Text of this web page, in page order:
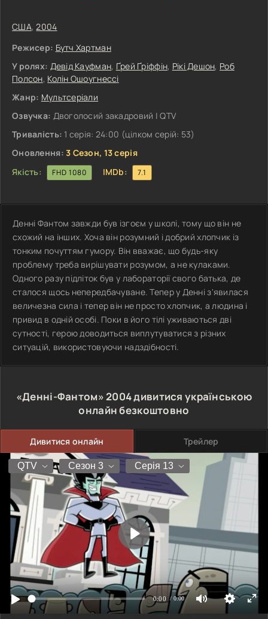
США,2004
Режисер: Бутч Хартман
У ролях: Девід Кауфман, Ґрей Ґріффін, Рікі Дешон, Роб
Полсон, Колін Ошоугнессі
Жанр: Мультсеріали
Озвучка: Двоголосий закадровий | QTV
Тривалість: 1 серія: 24:00 (цілком серій: 53)
Оновлення: 3 Сезон, 13 серія
Якість:
FHD 1080 IMDb: 7.1
Денні Фантом завжди був ізгоєм у школі, тому що він не
схожий на інших. Хоча він розумний і добрий хлопчик із
тонким почуттям гумору. Він вважає, що будь-яку
проблему треба вирішувати розумом, а не кулаками.
Одного разу підліток був у лабораторії свого батька, де
сталося щось непередбачуване. Тепер у Денні з'явилася
величезна сила і тепер він не просто хлопчик, а людина і
привид в одній особі. Поки в його тілі уживаються дві
сутності, герою доводиться виплутуватися з різних
ситуацій, використовуючи надздібності.
«Денні-Фантом»2004дивитися українською
онлайн безкоштовно
Дивитися онлайн Трейлер